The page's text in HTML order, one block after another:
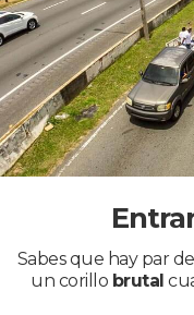
Sabes que hay par
un corillo brutal